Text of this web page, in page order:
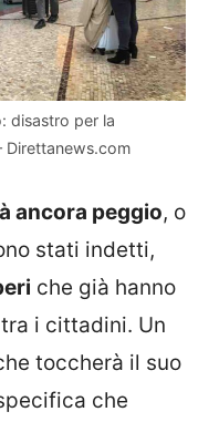
disastro per la
Direttanews.com
ancora peggio, o
stati indetti,
che già hanno
i cittadini. Un
toccherà il suo
che